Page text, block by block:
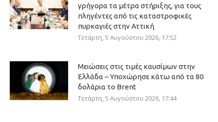
γρήγορα τα μέτρα στήριξης, για τους
πληγέντες από τις καταστροφικές
πυρκαγιές στην Αττική
Τετάρτη, 5 Αυγούστου 2026, 17:52
Μειώσεις στις τιμές καυσίμων στην
Ελλάδα – Υποχώρησε κάτω από τα 80
δολάρια το Brent
Τετάρτη, 5 Αυγούστου 2026, 17:44